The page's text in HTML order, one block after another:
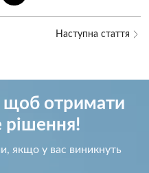
Наступна стаття
щоб отримати
рішення!
якщо у вас виникнуть